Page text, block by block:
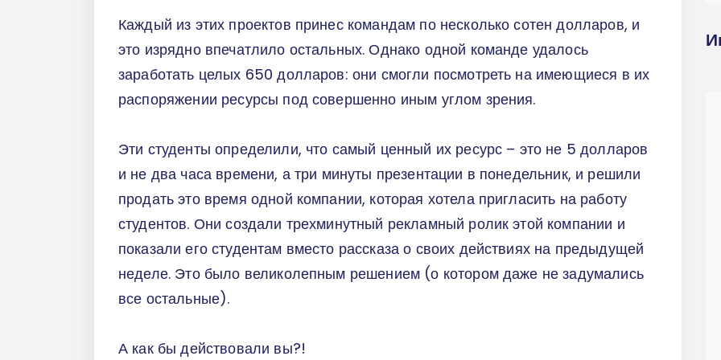
Каждый из этих проектов принес командам по несколько сотен долларов, и
это изрядно впечатлило остальных. Однако одной команде удалось
заработать целых 650 долларов: они смогли посмотреть на имеющиеся в их
распоряжении ресурсы под совершенно иным углом зрения.
Эти студенты определили, что самый ценный их ресурс – это не 5 долларов
и не два часа времени, а три минуты презентации в понедельник, и решили
продать это время одной компании, которая хотела пригласить на работу
студентов. Они создали трехминутный рекламный ролик этой компании и
показали его студентам вместо рассказа о своих действиях на предыдущей
неделе. Это было великолепным решением (о котором даже не задумались
все остальные).
А как бы действовали вы?!